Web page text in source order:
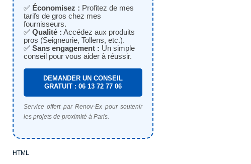
✅ Économisez : Profitez de mes
tarifs de gros chez mes
fournisseurs.
✅ Qualité : Accédez aux produits
pros (Seigneurie, Tollens, etc.).
✅ Sans engagement : Un simple
conseil pour vous aider à réussir.
DEMANDER UN CONSEIL
GRATUIT : 06 13 72 77 06
Service offert par Renov-Ex pour soutenir
les projets de proximité à Paris.
HTML